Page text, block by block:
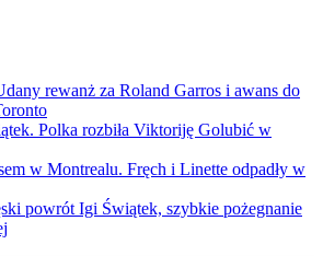
rewanż za Roland Garros i awans do
Polka rozbiła Viktoriję Golubić w
w Montrealu. Fręch i Linette odpadły w
powrót Igi Świątek, szybkie pożegnanie